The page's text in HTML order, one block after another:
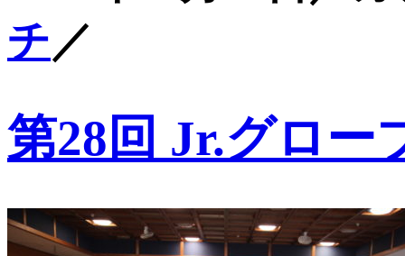
チ／
第28回 Jr.グロー